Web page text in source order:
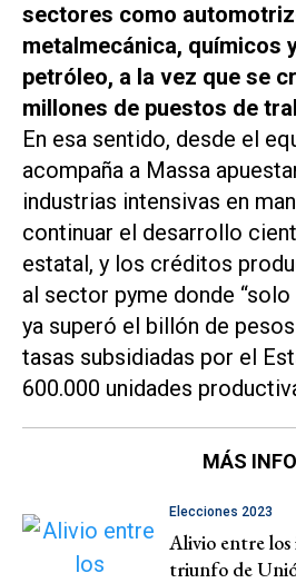
sectores como
metalmecánica, químicos
petróleo, a la vez que se
millones de puestos de
En esa sentido, desde el
acompaña a Massa
industrias intensivas en
continuar el desarrollo
estatal, y los créditos
al sector pyme donde
ya superó el billón de
tasas subsidiadas por el
600.000 unidades
MÁS INFO
Elecciones 2023
Alivio entre los
triunfo de